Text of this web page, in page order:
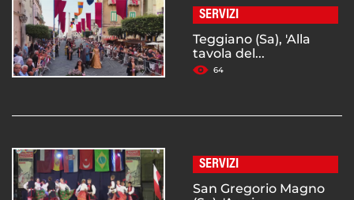
SERVIZI
Teggiano (Sa), 'Alla
tavola del...
64
SERVIZI
San Gregorio Magno